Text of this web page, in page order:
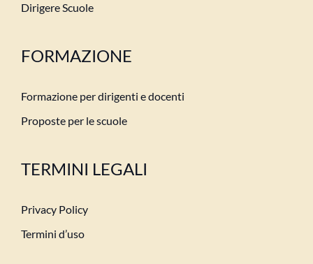
Dirigere Scuole
FORMAZIONE
Formazione per dirigenti e docenti
Proposte per le scuole
TERMINI LEGALI
Privacy Policy
Termini d’uso